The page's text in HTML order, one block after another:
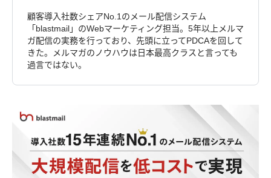
顧客導入社数シェアNo.1のメール配信システム
「blastmail」のWebマーケティング担当。5年以上メルマ
ガ配信の実務を行っており、先頭に立ってPDCAを回して
きた。メルマガのノウハウは日本最高クラスと言っても
過言ではない。